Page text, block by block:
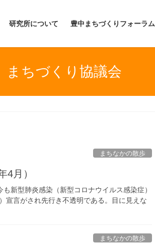
研究所について 豊中まちづくりフォーラム
まちづくり協議会
まちなかの散歩
4月）
新型肺炎感染（新型コロナウイルス感染症）
宣言がされ先行き不透明である。目に見えな
まちなかの散歩